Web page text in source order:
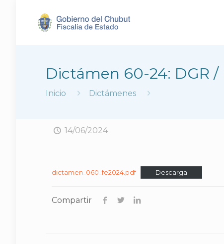
Dictámen 60-24: DGR
Inicio Dictámenes
14/06/2024
dictamen_060_fe2024.pdf Descarga
Compartir